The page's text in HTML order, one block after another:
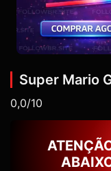
Super Mario
0,0/10